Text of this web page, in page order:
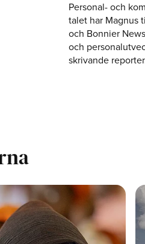
Personal- och
talet har Magnus
och Bonnier
och
skrivande